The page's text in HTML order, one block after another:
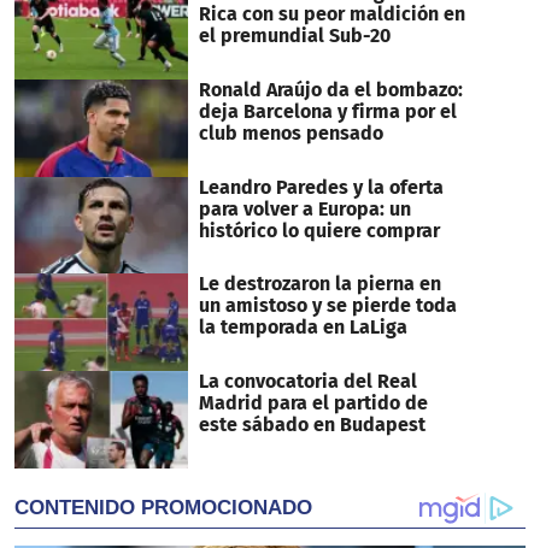
Rica con su peor maldición en
el premundial Sub-20
Ronald Araújo da el bombazo:
deja Barcelona y firma por el
club menos pensado
Leandro Paredes y la oferta
para volver a Europa: un
histórico lo quiere comprar
Le destrozaron la pierna en
un amistoso y se pierde toda
la temporada en LaLiga
La convocatoria del Real
Madrid para el partido de
este sábado en Budapest